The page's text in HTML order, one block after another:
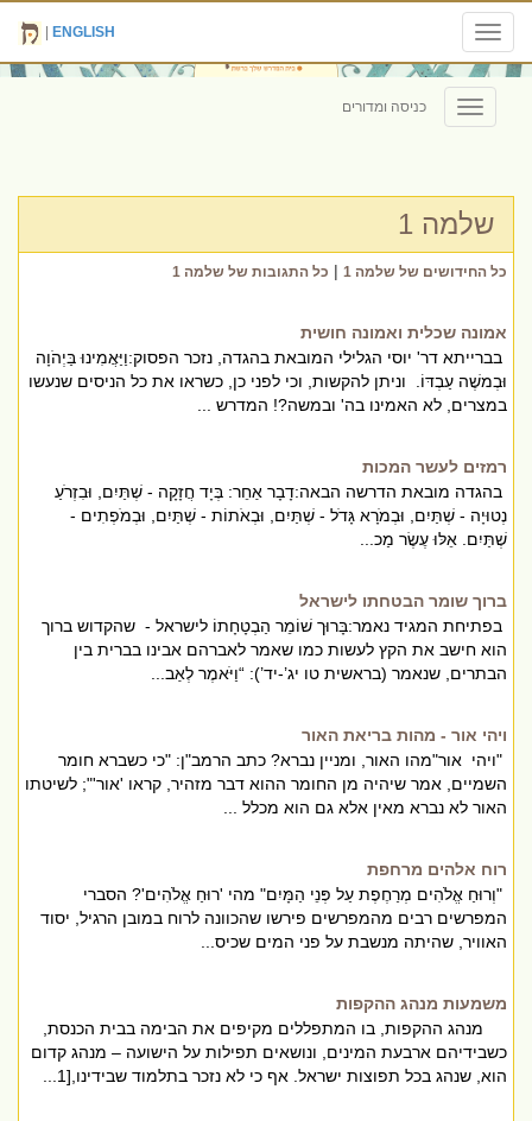
Toggle
navigation
ENGLISH
Toggle
navigation
כניסה ומדורים
שלמה 1
כל החידושים של שלמה 1 | כל התגובות של שלמה 1
אמונה שכלית ואמונה חושית
בברייתא דר' יוסי הגלילי המובאת בהגדה, נזכר הפסוק:וַיַּאֲמִינוּ בַּיְהֹוָה
וּבְמשֶׁה עַבְדּוֹ. וניתן להקשות, וכי לפני כן, כשראו את כל הניסים שנעשו
במצרים, לא האמינו בה' ובמשה?! המדרש ...
רמזים לעשר המכות
בהגדה מובאת הדרשה הבאה:דָבָר אַחֵר: בְּיָד חֲזָקָה - שְׁתַּיִם, וּבִזְרֹעַ
נְטוּיָה - שְׁתַּיִם, וּבְמֹרָא גָּדֹל - שְׁתַּיִם, וּבְאֹתוֹת - שְׁתַּיִם, וּבְמֹפְתִים -
שְׁתַּיִם. אֵלּוּ עֶשֶׂר מַכ...
ברוך שומר הבטחתו לישראל
בפתיחת המגיד נאמר:בָּרוּך שׁוֹמֵר הַבְטָחָתוֹ לישראל - שהקדוש ברוך
הוא חישב את הקץ לעשות כמו שאמר לאברהם אבינו בברית בין
הבתרים, שנאמר (בראשית טו יג’-יד’): “וַיֹּאמֶר לְאַב...
ויהי אור - מהות בריאת האור
"ויהי אור"מהו האור, ומניין נברא? כתב הרמב"ן: "כי כשברא חומר
השמיים, אמר שיהיה מן החומר ההוא דבר מזהיר, קראו 'אור'"; לשיטתו
האור לא נברא מאין אלא גם הוא מכלל ...
רוח אלהים מרחפת
"וְרוּחַ אֱלֹהִים מְרַחֶפֶת עַל פְּנֵי הַמָּיִם" מהי 'רוּחַ אֱלֹהִים'? הסברי
המפרשים רבים מהמפרשים פירשו שהכוונה לרוח במובן הרגיל, יסוד
האוויר, שהיתה מנשבת על פני המים שכיס...
משמעות מנהג ההקפות
מנהג ההקפות, בו המתפללים מקיפים את הבימה בבית הכנסת,
כשבידיהם ארבעת המינים, ונושאים תפילות על הישועה – מנהג קדום
הוא, שנהג בכל תפוצות ישראל. אף כי לא נזכר בתלמוד שבידינו,[1...